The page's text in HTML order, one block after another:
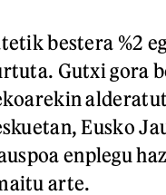
bestera %2
Gutxi gora
Eusko
enplegu
arte.